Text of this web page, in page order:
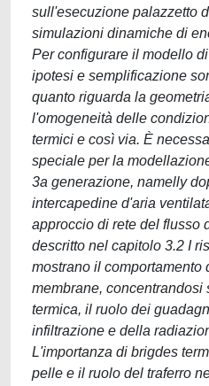
sull'esecuzione palazzetto
simulazioni dinamiche di
Per configurare il modello
ipotesi e semplificazione
quanto riguarda la
l'omogeneità delle
termici e così via. È
speciale per la
3a generazione, namelly
intercapedine d'aria
approccio di rete del flusso
descritto nel capitolo 3.2 I
mostrano il comportamento
membrane, concentrandosi
termica, il ruolo dei
infiltrazione e della
L'importanza di brigdes
pelle e il ruolo del traferro